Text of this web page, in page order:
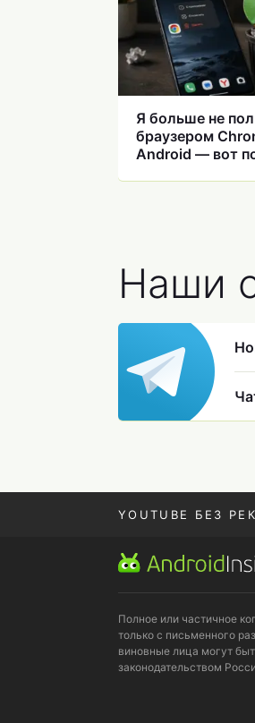
Я больше не
браузером
Android — вот
Наши
YOUTUBE БЕЗ
REALME VS
Полное или частичное
только с письменного
виновные лица могут
законодательством